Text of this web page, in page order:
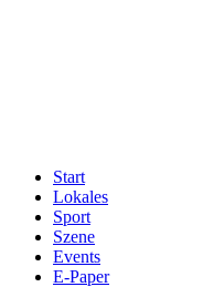
Start
Lokales
Sport
Szene
Events
E-Paper